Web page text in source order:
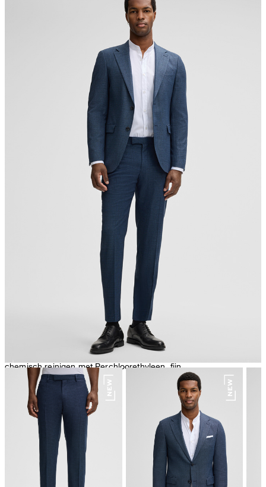
niet in de droogtrommel
strijken met lage temperatuur
chemisch reinigen met Perchloorethyleen, fijn
Sonnenwiesenstrasse 21